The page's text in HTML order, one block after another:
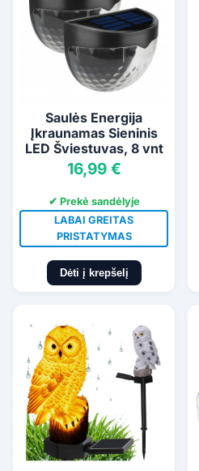
Saulės Energija
Įkraunamas Sieninis
LED Šviestuvas, 8 vnt
16,99 €
✔ Prekė sandėlyje
LABAI GREITAS
PRISTATYMAS
Dėti į krepšelį